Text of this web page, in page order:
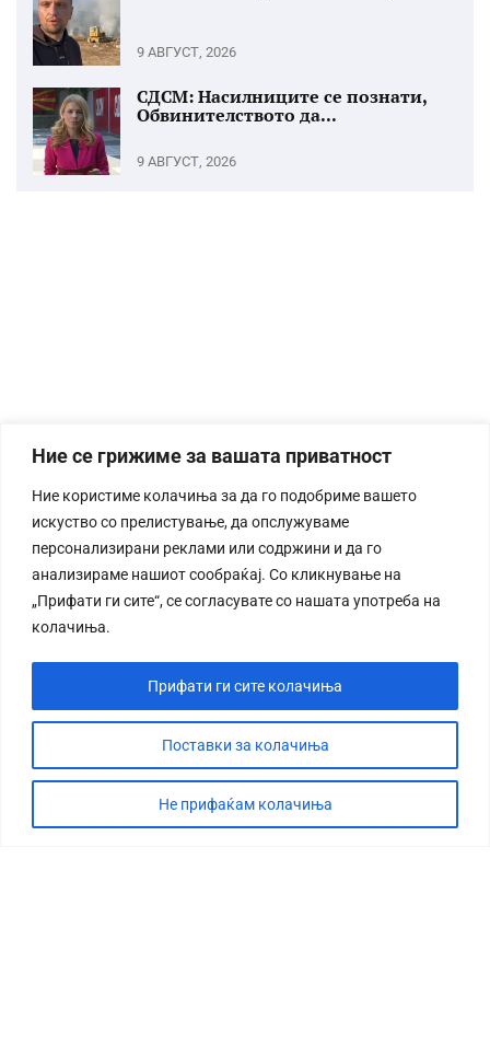
Ние се грижиме за вашата приватност
Ние користиме колачиња за да го подобриме вашето
искуство со прелистување, да опслужуваме
персонализирани реклами или содржини и да го
анализираме нашиот сообраќај. Со кликнување на
„Прифати ги сите“, се согласувате со нашата употреба на
колачиња.
Поставки за колачиња
Не прифаќам колачиња
Прифати ги сите колачиња
9 АВГУСТ, 2026
СДСМ: Насилниците се познати,
Обвинителството да...
9 АВГУСТ, 2026